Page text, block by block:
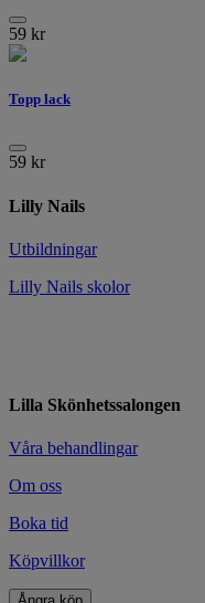
59 kr
Topp lack
59 kr
Lilly Nails
Utbildningar
Lilly Nails skolor
Lilla Skönhetssalongen
Våra behandlingar
Om oss
Boka tid
Köpvillkor